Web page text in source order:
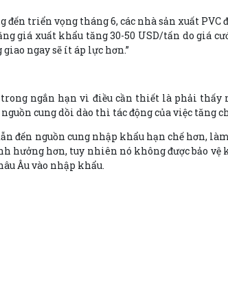
triển vọng tháng 6, các nhà sản xuất
giá xuất khẩu tăng 30-50 USD/tấn do giá
ngay sẽ ít áp lực hơn.”
ngắn hạn vì điều cần thiết là phải
cung dồi dào thì tác động của việc tăng
đến nguồn cung nhập khẩu hạn chế
hơn, tuy nhiên nó không được bảo
Âu vào nhập khẩu.